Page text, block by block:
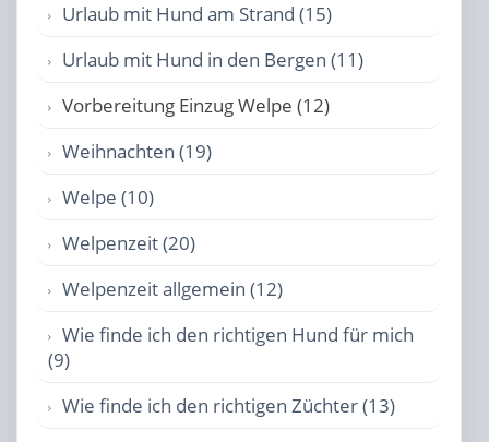
Urlaub mit Hund am Strand (15)
Urlaub mit Hund in den Bergen (11)
Vorbereitung Einzug Welpe (12)
Weihnachten (19)
Welpe (10)
Welpenzeit (20)
Welpenzeit allgemein (12)
Wie finde ich den richtigen Hund für mich
(9)
Wie finde ich den richtigen Züchter (13)